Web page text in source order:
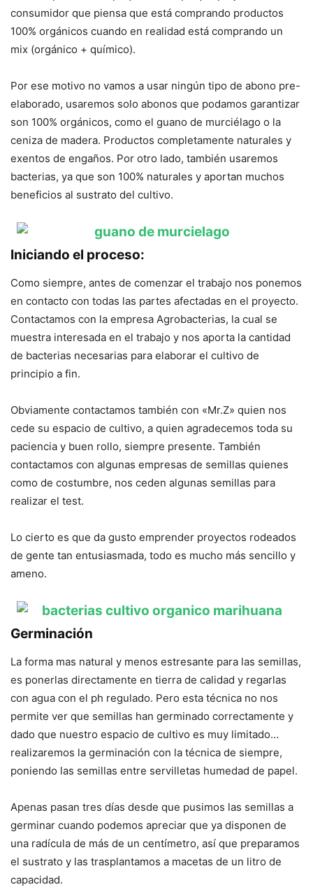
consumidor que piensa que está comprando productos
100% orgánicos cuando en realidad está comprando un
mix (orgánico + químico).
Por ese motivo no vamos a usar ningún tipo de abono pre-
elaborado, usaremos solo abonos que podamos garantizar
son 100% orgánicos, como el guano de murciélago o la
ceniza de madera. Productos completamente naturales y
exentos de engaños. Por otro lado, también usaremos
bacterias, ya que son 100% naturales y aportan muchos
beneficios al sustrato del cultivo.
Iniciando el proceso:
Como siempre, antes de comenzar el trabajo nos ponemos
en contacto con todas las partes afectadas en el proyecto.
Contactamos con la empresa Agrobacterias, la cual se
muestra interesada en el trabajo y nos aporta la cantidad
de bacterias necesarias para elaborar el cultivo de
principio a fin.
Obviamente contactamos también con «Mr.Z» quien nos
cede su espacio de cultivo, a quien agradecemos toda su
paciencia y buen rollo, siempre presente. También
contactamos con algunas empresas de semillas quienes
como de costumbre, nos ceden algunas semillas para
realizar el test.
Lo cierto es que da gusto emprender proyectos rodeados
de gente tan entusiasmada, todo es mucho más sencillo y
ameno.
Germinación
La forma mas natural y menos estresante para las semillas,
es ponerlas directamente en tierra de calidad y regarlas
con agua con el ph regulado. Pero esta técnica no nos
permite ver que semillas han germinado correctamente y
dado que nuestro espacio de cultivo es muy limitado…
realizaremos la germinación con la técnica de siempre,
poniendo las semillas entre servilletas humedad de papel.
Apenas pasan tres días desde que pusimos las semillas a
germinar cuando podemos apreciar que ya disponen de
una radícula de más de un centímetro, así que preparamos
el sustrato y las trasplantamos a macetas de un litro de
capacidad.